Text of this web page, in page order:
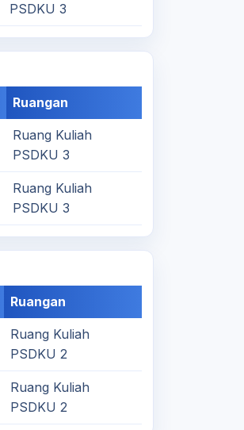
PSDKU 3
Ruangan
Ruang Kuliah
PSDKU 3
Ruang Kuliah
PSDKU 3
Ruangan
Ruang Kuliah
PSDKU 2
Ruang Kuliah
PSDKU 2